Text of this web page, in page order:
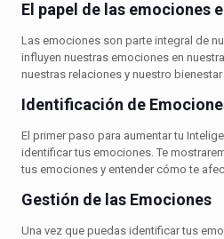
El papel de las emociones
Las emociones son parte integral de
influyen nuestras emociones en
nuestras relaciones y nuestro
Identificación de
El primer paso para aumentar tu
identificar tus emociones. Te
tus emociones y entender cómo te
Gestión de las Emociones
Una vez que puedas identificar tus